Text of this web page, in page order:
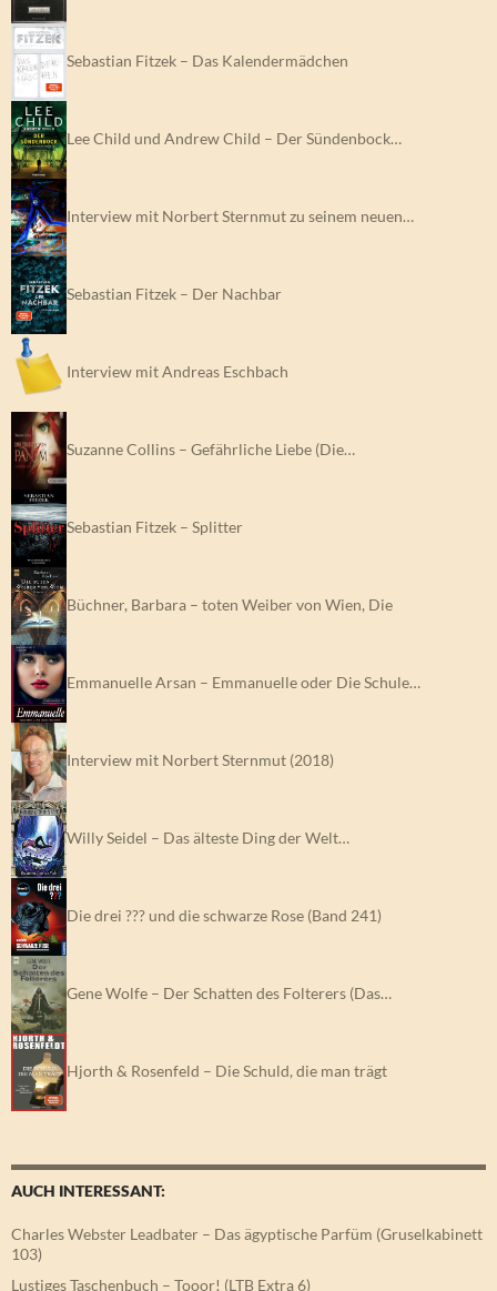
Sebastian Fitzek – Das Kalendermädchen
Lee Child und Andrew Child – Der Sündenbock…
Interview mit Norbert Sternmut zu seinem neuen…
Sebastian Fitzek – Der Nachbar
Interview mit Andreas Eschbach
Suzanne Collins – Gefährliche Liebe (Die…
Sebastian Fitzek – Splitter
Büchner, Barbara – toten Weiber von Wien, Die
Emmanuelle Arsan – Emmanuelle oder Die Schule…
Interview mit Norbert Sternmut (2018)
Willy Seidel – Das älteste Ding der Welt…
Die drei ??? und die schwarze Rose (Band 241)
Gene Wolfe – Der Schatten des Folterers (Das…
Hjorth & Rosenfeld – Die Schuld, die man trägt
AUCH INTERESSANT:
Charles Webster Leadbater – Das ägyptische Parfüm (Gruselkabinett
103)
Lustiges Taschenbuch – Tooor! (LTB Extra 6)